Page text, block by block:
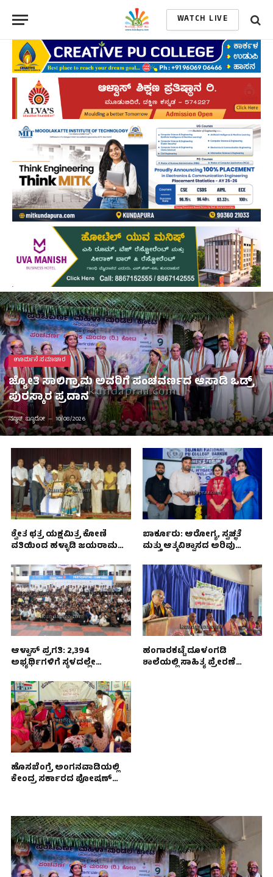
WATCH LIVE
ಊರ್ಮನೆ ಸಮಾಚಾರ
ಜ್ಯೋತಿ ಸಾಲಿಗ್ರಾಮ ಅವರಿಗೆ ಪಂಚವರ್ಣದ ಆಸಾಡಿ ಒಡ್ರ್
ಪುರಸ್ಕಾರ ಪ್ರದಾನ
ನ್ಯೂಸ್ ಬ್ಯೂರೋ 10/08/2026
ಶ್ವೇತ ಛತ್ರ ಯಕ್ಷಮಿತ್ರ ಕೋಣಿ
ವತಿಯಿಂದ ಹಳ್ಳಾಡಿ ಜಯರಾಮ
ಬಾರ್ಕೂರು: ಆರೋಗ್ಯ, ಸ್ವಚ್ಛತೆ
ಮತ್ತು ಆತ್ಮವಿಶ್ವಾಸದ ಅರಿವು
ಆಳ್ವಾಸ್ ಪ್ರಗತಿ: 2,394
ಅಭ್ಯರ್ಥಿಗಳಿಗೆ ಸ್ಥಳದಲ್ಲೇ
ಅಭ್ಯರ್ಥಿಗಳನ್ನು ಮುಂದಿನ ಹಂತಕ್ಕೆ
ಆಯ್ಕೆ
ಹಂಗಾರಕಟ್ಟೆ ದೂಳಂಗಡಿ
ಶಾಲೆಯಲ್ಲಿ ಸಾಹಿತ್ಯ ಪ್ರೇರಣೆ
ಹೊಸಬೆಂಗ್ರೆ ಅಂಗನವಾಡಿಯಲ್ಲಿ
ಕೇಂದ್ರ ಸರ್ಕಾರದ ಪೋಷಣ್